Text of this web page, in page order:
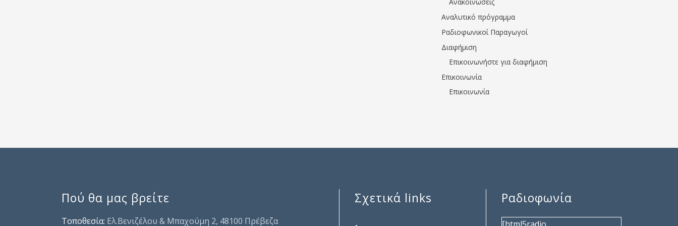
Αναλυτικό πρόγραμμα
Ραδιοφωνικοί Παραγωγοί
Διαφήμιση
Επικοινωνήστε για διαφήμιση
Επικοινωνία
Επικοινωνία
Πού θα μας βρείτε
Τοποθεσία: Ελ.Βενιζέλου & Μπαχούμη 2, 48100 Πρέβεζα
Σχετικά links
.
Ραδιοφωνία